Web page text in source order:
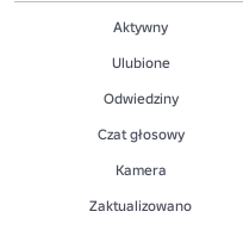
Aktywny
Ulubione
Odwiedziny
Czat głosowy
Kamera
Zaktualizowano